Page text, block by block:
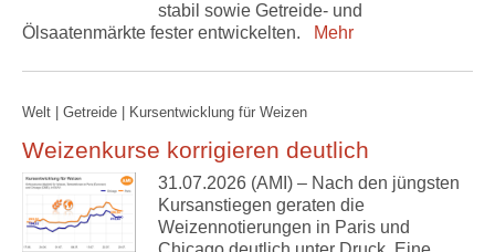
stabil sowie Getreide- und
Ölsaatenmärkte fester entwickelten.
Mehr
Welt | Getreide | Kursentwicklung für Weizen
Weizenkurse korrigieren deutlich
31.07.2026 (AMI) – Nach den jüngsten
Kursanstiegen geraten die
Weizennotierungen in Paris und